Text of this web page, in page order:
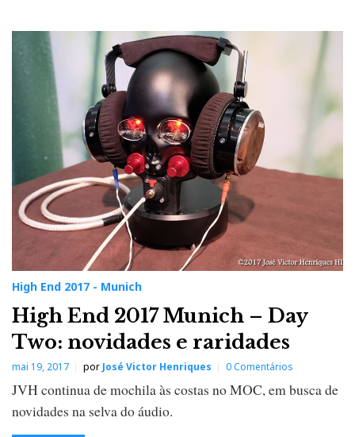
High End 2017 - Munich
High End 2017 Munich – Day
Two: novidades e raridades
mai 19, 2017 por José Victor Henriques 0 Comentários
JVH continua de mochila às costas no MOC, em busca de
novidades na selva do áudio.